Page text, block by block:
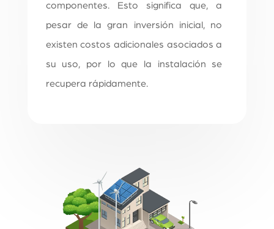
componentes. Esto significa que, a
pesar de la gran inversión inicial, no
existen costos adicionales asociados a
su uso, por lo que la instalación se
recupera rápidamente.